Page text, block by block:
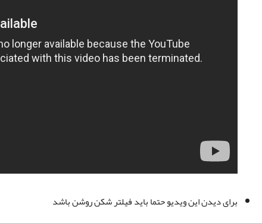
برای دیدن این ویدیو حتما باید فیلتر شکن روشن باشد